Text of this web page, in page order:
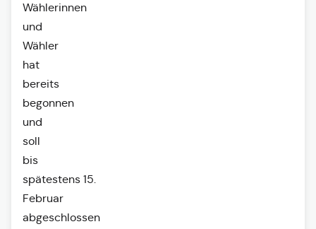
Wählerinnen
und
Wähler
hat
bereits
begonnen
und
soll
bis
spätestens 15.
Februar
abgeschlossen